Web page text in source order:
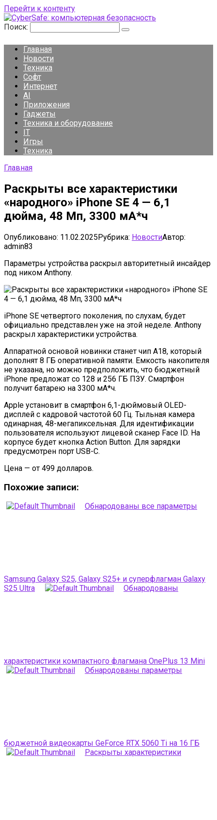
Перейти к контенту
Поиск:
Главная
Новости
Техника
Софт
Интернет
AI
Приложения
Гаджеты
Техника и оборудование
IT
Игры
Техника
Главная
Раскрыты все характеристики
«народного» iPhone SE 4 — 6,1
дюйма, 48 Мп, 3300 мА*ч
Опубликовано: 11.02.2025Рубрика: НовостиАвтор:
admin83
Параметры устройства раскрыл авторитетный инсайдер
под ником Anthony.
iPhone SE четвертого поколения, по слухам, будет
официально представлен уже на этой неделе. Anthony
раскрыл характеристики устройства.
Аппаратной основой новинки станет чип A18, который
дополнят 8 ГБ оперативной памяти. Емкость накопителя
не указана, но можно предположить, что бюджетный
iPhone предложат со 128 и 256 ГБ ПЗУ. Смартфон
получит батарею на 3300 мА*ч.
Apple установит в смартфон 6,1-дюймовый OLED-
дисплей с кадровой частотой 60 Гц. Тыльная камера
одинарная, 48-мегапиксельная. Для идентификации
пользователя используют лицевой сканер Face ID. На
корпусе будет кнопка Action Button. Для зарядки
предусмотрен порт USB-C.
Цена — от 499 долларов.
Похожие записи:
Обнародованы все параметры
Samsung Galaxy S25, Galaxy S25+ и суперфлагман Galaxy
S25 Ultra
Обнародованы
характеристики компактного флагмана OnePlus 13 Mini
Обнародованы параметры
бюджетной видеокарты GeForce RTX 5060 Ti на 16 ГБ
Раскрыты характеристики